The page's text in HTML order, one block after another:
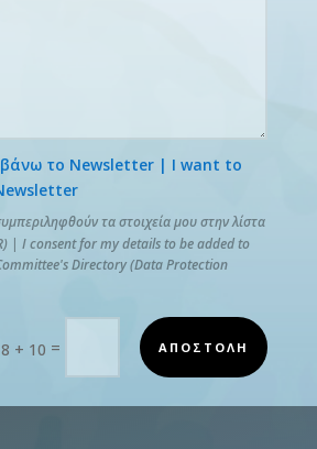
το Newsletter | I want to
τα στοιχεία μου στην λίστα
| I consent for my details to be added to
Directory (Data Protection
8 + 10 = ΑΠΟΣΤΟΛΗ